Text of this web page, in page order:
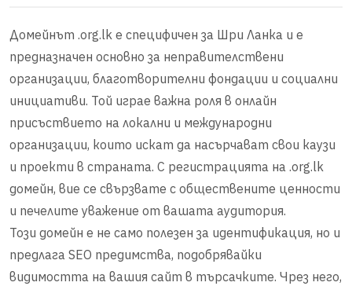
Домейнът .org.lk е специфичен за Шри Ланка и е
предназначен основно за неправителствени
организации, благотворителни фондации и социални
инициативи. Той играе важна роля в онлайн
присъствието на локални и международни
организации, които искат да насърчават свои каузи
и проекти в страната. С регистрацията на .org.lk
домейн, вие се свързвате с обществените ценности
и печелите уважение от вашата аудитория.
Този домейн е не само полезен за идентификация, но и
предлага SEO предимства, подобрявайки
видимостта на вашия сайт в търсачките. Чрез него,